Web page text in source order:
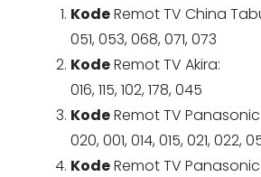
KodeRemot TV China
051, 053, 068, 071, 073
KodeRemot TV Akira:
016, 115, 102, 178, 045
KodeRemot TV
020, 001, 014, 015, 021, 022,
KodeRemot TV Panasonic